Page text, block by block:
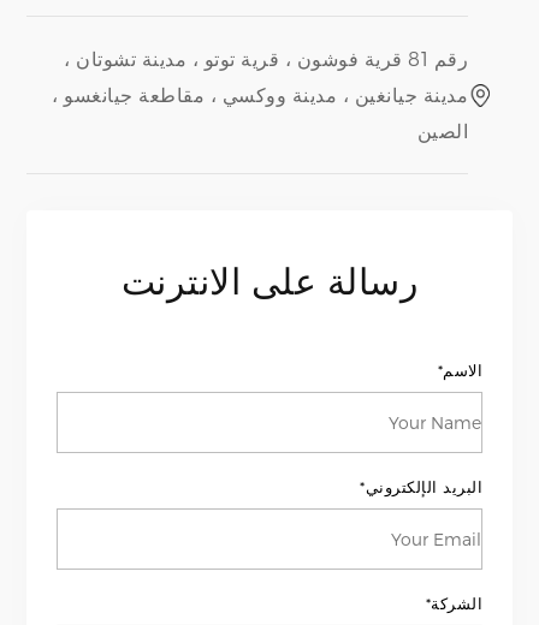
رقم 81 قرية فوشون ، قرية توتو ، مدينة تشوتان ،
مدينة جيانغين ، مدينة ووكسي ، مقاطعة جيانغسو ،
الصين
رسالة على الانترنت
الاسم*
البريد الإلكتروني*
الشركة*